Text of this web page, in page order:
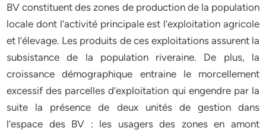
BV constituent des zones de production de la population
locale dont l’activité principale est l’exploitation agricole
et l’élevage. Les produits de ces exploitations assurent la
subsistance de la population riveraine. De plus, la
croissance démographique entraine le morcellement
excessif des parcelles d’exploitation qui engendre par la
suite la présence de deux unités de gestion dans
l’espace des BV : les usagers des zones en amont